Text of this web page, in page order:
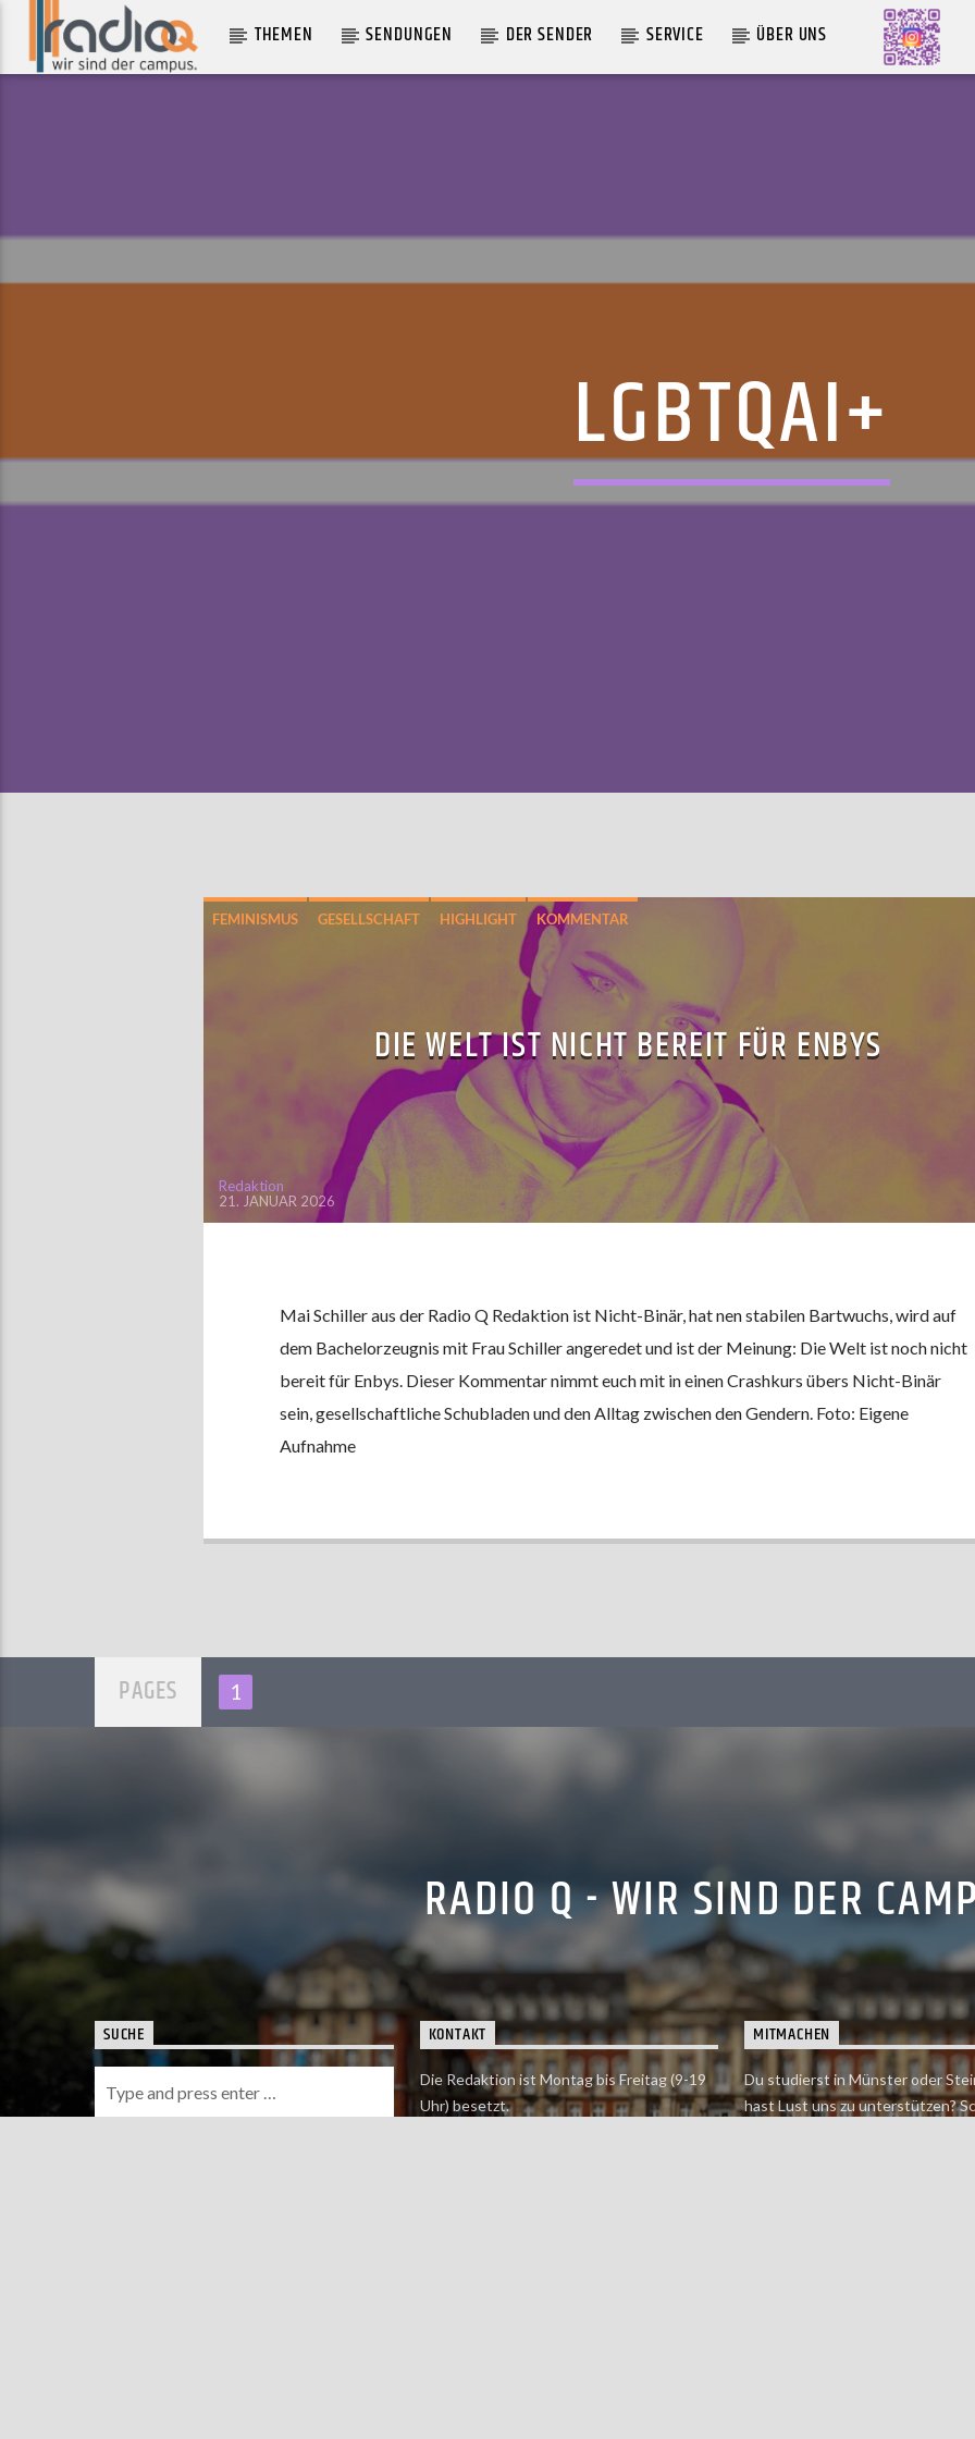
THEMEN SENDUNGEN DER SENDER SERVICE ÜBER UNS
LGBTQAI+
FEMINISMUS GESELLSCHAFT HIGHLIGHT KOMMENTAR
DIE WELT IST NICHT BEREIT FÜR ENBYS
Redaktion
21. JANUAR 2026
Mai Schiller aus der Radio Q Redaktion ist Nicht-Binär, hat nen stabilen Bartwuchs, wird auf
dem Bachelorzeugnis mit Frau Schiller angeredet und ist der Meinung: Die Welt ist noch nicht
bereit für Enbys. Dieser Kommentar nimmt euch mit in einen Crashkurs übers Nicht-Binär
sein, gesellschaftliche Schubladen und den Alltag zwischen den Gendern. Foto: Eigene
Aufnahme
PAGES 1
RADIO Q - WIR SIND DER
SUCHE KONTAKT
Die Redaktion ist Montag bis Freitag (9-19
Uhr) besetzt.
MITMACHEN
Du studierst in Münster oder
hast Lust uns zu unterstützen?